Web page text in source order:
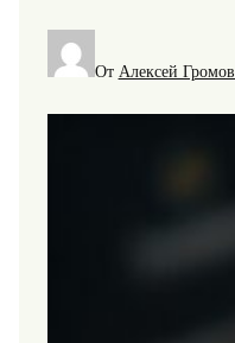
От Алексей Громов